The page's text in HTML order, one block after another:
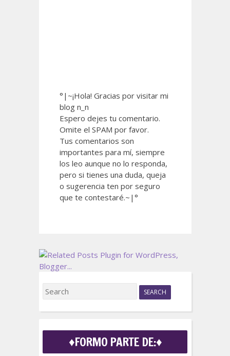
°|~¡Hola! Gracias por visitar mi
blog n_n
Espero dejes tu comentario.
Omite el SPAM por favor.
Tus comentarios son
importantes para mí, siempre
los leo aunque no lo responda,
pero si tienes una duda, queja
o sugerencia ten por seguro
que te contestaré.~|°
S
e
a
c
♦FORMO PARTE DE:♦